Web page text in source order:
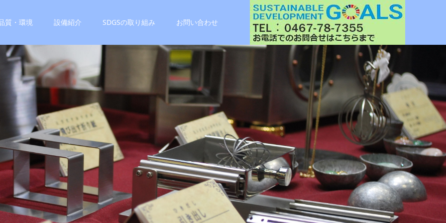
質・環境 設備紹介 SDGSの取り組み お問い合わせ